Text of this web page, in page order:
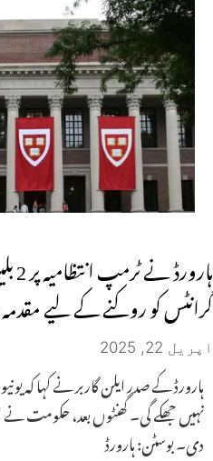
گرانٹس کو روکنے کے لیے مقدمہ
اپریل 22, 2025
ہارورڈ کے صدر ایلن گاربر نے کہا کہ
نہیں جھکے گی۔ گھنٹوں بعد، حکومت نے
دی۔ بوسٹن: ہارورڈ